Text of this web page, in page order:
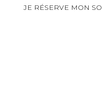
JE RÉSERVE MON